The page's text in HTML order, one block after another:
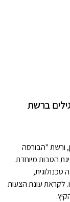
ברשת
של קיץ 2026 כבר כאן, ורשת "הבורסה
הטבות מיוחדת.
טכנולוגית,
לקראת עונת הצעות